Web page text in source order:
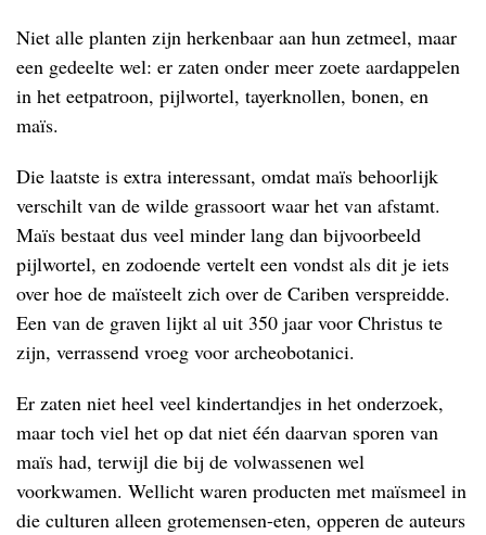
Niet alle planten zijn herkenbaar aan hun zetmeel, maar
een gedeelte wel: er zaten onder meer zoete aardappelen
in het eetpatroon, pijlwortel, tayerknollen, bonen, en
maïs.
Die laatste is extra interessant, omdat maïs behoorlijk
verschilt van de wilde grassoort waar het van afstamt.
Maïs bestaat dus veel minder lang dan bijvoorbeeld
pijlwortel, en zodoende vertelt een vondst als dit je iets
over hoe de maïsteelt zich over de Cariben verspreidde.
Een van de graven lijkt al uit 350 jaar voor Christus te
zijn, verrassend vroeg voor archeobotanici.
Er zaten niet heel veel kindertandjes in het onderzoek,
maar toch viel het op dat niet één daarvan sporen van
maïs had, terwijl die bij de volwassenen wel
voorkwamen. Wellicht waren producten met maïsmeel in
die culturen alleen grotemensen-eten, opperen de auteurs